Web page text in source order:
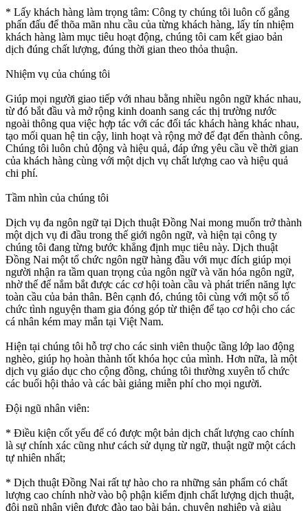
* Lấy khách hàng làm trọng tâm: Công ty chúng tôi luôn cố gắng
phấn đấu để thõa mãn nhu cầu của từng khách hàng, lấy tín nhiệm
khách hàng làm mục tiêu hoạt động, chúng tôi cam kết giao bản
dịch đúng chất lượng, đúng thời gian theo thỏa thuận.
Nhiệm vụ của chúng tôi
Giúp mọi người giao tiếp với nhau bằng nhiều ngôn ngữ khác nhau,
từ đó bắt đầu và mở rộng kinh doanh sang các thị trường nước
ngoài thông qua việc hợp tác với các đối tác khách hàng khác nhau,
tạo mối quan hệ tin cậy, linh hoạt và rộng mở để đạt đến thành công.
Chúng tôi luôn chủ động và hiệu quả, đáp ứng yêu cầu về thời gian
của khách hàng cùng với một dịch vụ chất lượng cao và hiệu quả
chi phí.
Tầm nhìn của chúng tôi
Dịch vụ đa ngôn ngữ tại Dịch thuật Đồng Nai mong muốn trở thành
một dịch vụ đi đầu trong thế giới ngôn ngữ, và hiện tại công ty
chúng tôi đang từng bước khẳng định mục tiêu này. Dịch thuật
Đồng Nai một tổ chức ngôn ngữ hàng đầu với mục đích giúp mọi
người nhận ra tầm quan trọng của ngôn ngữ và văn hóa ngôn ngữ,
nhờ thế để nắm bắt được các cơ hội toàn cầu và phát triển năng lực
toàn cầu của bản thân. Bên cạnh đó, chúng tôi cùng với một số tổ
chức tình nguyện tham gia đóng góp từ thiện để tạo cơ hội cho các
cá nhân kém may mắn tại Việt Nam.
Hiện tại chúng tôi hỗ trợ cho các sinh viên thuộc tầng lớp lao động
nghèo, giúp họ hoàn thành tốt khóa học của mình. Hơn nữa, là một
dịch vụ giáo dục cho cộng đồng, chúng tôi thường xuyên tổ chức
các buổi hội thảo và các bài giảng miễn phí cho mọi người.
Đội ngũ nhân viên:
* Điều kiện cốt yếu để có được một bản dịch chất lượng cao chính
là sự chính xác cũng như cách sử dụng từ ngữ, thuật ngữ một cách
tự nhiên nhất;
* Dịch thuật Đồng Nai rất tự hào cho ra những sản phẩm có chất
lượng cao chính nhờ vào bộ phận kiểm định chất lượng dịch thuật,
đội ngũ nhân viên được đào tạo bài bản, chuyên nghiệp và giàu